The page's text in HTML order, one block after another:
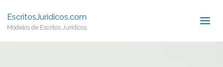
EscritosJuridicos.com
Modelos de Escritos Jurídicos